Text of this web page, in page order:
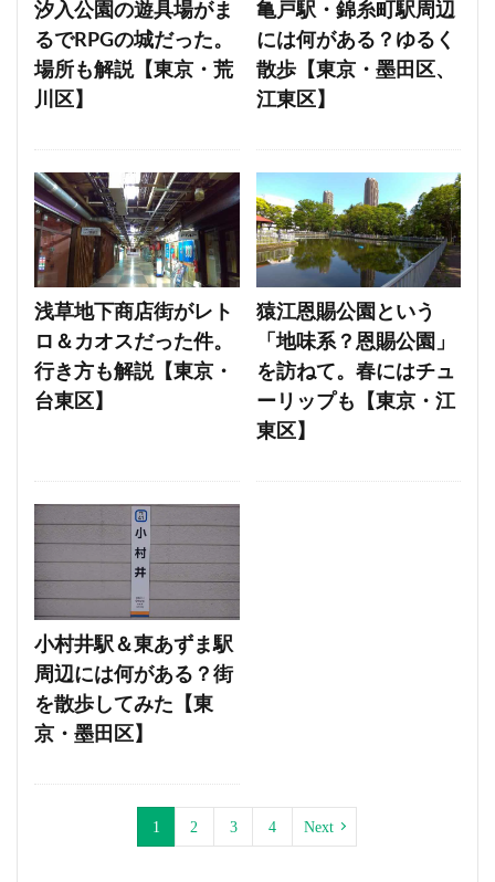
汐入公園の遊具場がま
るでRPGの城だった。
場所も解説【東京・荒
川区】
亀戸駅・錦糸町駅周辺
には何がある？ゆるく
散歩【東京・墨田区、
江東区】
浅草地下商店街がレト
ロ＆カオスだった件。
行き方も解説【東京・
台東区】
猿江恩賜公園という
「地味系？恩賜公園」
を訪ねて。春にはチュ
ーリップも【東京・江
東区】
小村井駅＆東あずま駅
周辺には何がある？街
を散歩してみた【東
京・墨田区】
1 2 3 4 Next